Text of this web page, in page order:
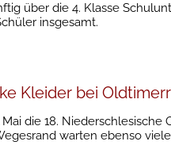
über die 4. Klasse
insgesamt.
Kleider bei
die 18. Niederschlesische
warten ebenso